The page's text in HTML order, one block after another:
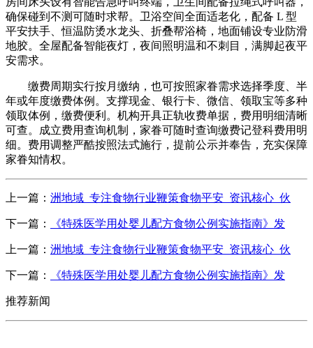
确保碰到不测可随时求帮。卫浴空间全面适老化，配备 L 型
平安扶手、恒温防烫水龙头、折叠帮浴椅，地面铺设专业防滑
地胶。全屋配备智能夜灯，夜间照明温和不刺目，满脚起夜平
安需求。
缴费周期实行按月缴纳，也可按照家眷需求选择季度、半
年或年度缴费体例。支撑现金、银行卡、微信、领取宝等多种
领取体例，缴费便利。机构开具正轨收费单据，费用明细清晰
可查。成立费用查询机制，家眷可随时查询缴费记登科费用明
细。费用调整严酷按照法式施行，提前公示并奉告，充实保障
家眷知情权。
上一篇： 洲地域_专注食物行业鞭策食物平安_资讯核心_伙
下一篇： 《特殊医学用处婴儿配方食物公例实施指南》发
上一篇： 洲地域_专注食物行业鞭策食物平安_资讯核心_伙
下一篇： 《特殊医学用处婴儿配方食物公例实施指南》发
推荐新闻